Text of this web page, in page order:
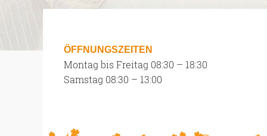
ÖFFNUNGSZEITEN
Montag bis Freitag 08:30 – 18:30
Samstag 08:30 – 13:00